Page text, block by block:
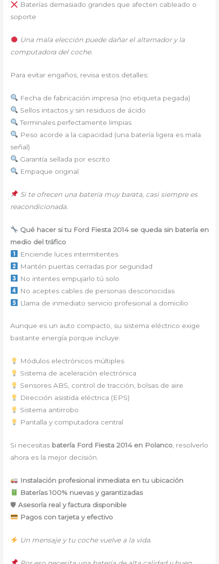
Baterías demasiado grandes que afecten cableado o
soporte
Una mala elección puede dañar el alternador y la
computadora del coche.
Para evitar engaños, revisa estos detalles:
Fecha de fabricación impresa (no etiqueta pegada)
Sellos intactos y sin residuos de ácido
Terminales perfectamente limpias
Peso acorde a la capacidad (una batería ligera es mala
señal)
Garantía sellada por escrito
Empaque original
Si te ofrecen una batería muy barata, casi siempre es
reacondicionada.
Qué hacer si tu Ford Fiesta 2014 se queda sin batería en
medio del tráfico
Enciende luces intermitentes
Mantén puertas cerradas por seguridad
No intentes empujarlo tú solo
No aceptes cables de personas desconocidas
Llama de inmediato servicio profesional a domicilio
Aunque es un auto compacto, su sistema eléctrico exige
bastante energía porque incluye:
Módulos electrónicos múltiples
Sistema de aceleración electrónica
Sensores ABS, control de tracción, bolsas de aire
Dirección asistida eléctrica (EPS)
Sistema antirrobo
Pantalla y computadora central
Si necesitas batería Ford Fiesta 2014 en Polanco , resolverlo
ahora es la mejor decisión.
Instalación profesional inmediata en tu ubicación
Baterías 100% nuevas y garantizadas
🛡Asesoría real y factura disponible
Pagos con tarjeta y efectivo
Un mensaje y tu coche vuelve a la vida.